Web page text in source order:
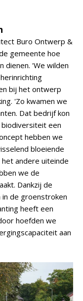
Buro Ontwerp &
gemeente hoe
dienen. 'We wilden
bij het ontwerp
'Zo kwamen we
Dat bedrijf kon
een
hebben we
bloeiende
andere uiteinde
we de
Dankzij de
de groenstroken
heeft een
hoefden we
aan